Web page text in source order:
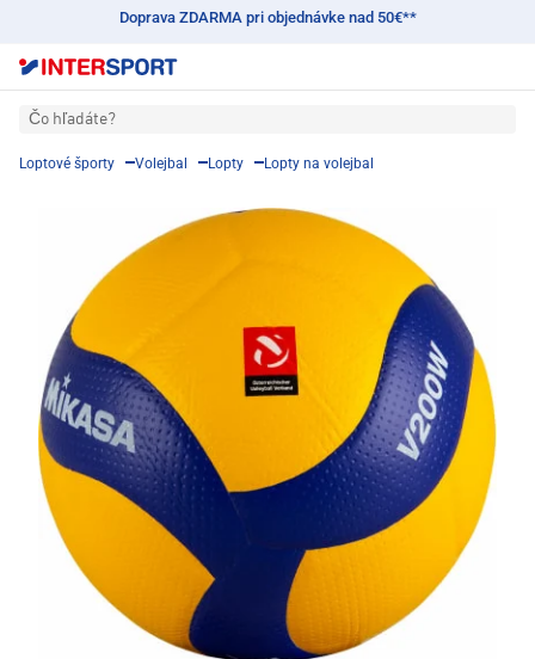
Doprava ZDARMA pri objednávke nad 50€**
Čo hľadáte?
Loptové športy Volejbal Lopty Lopty na volejbal